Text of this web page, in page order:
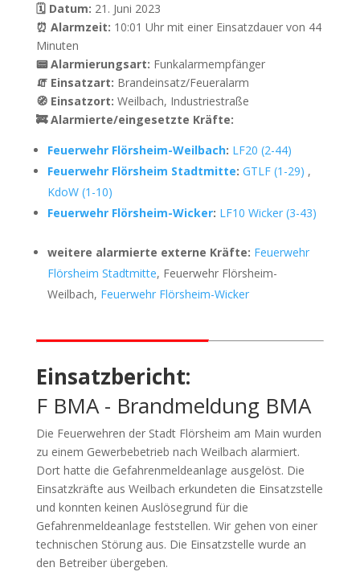
🗓 Datum: 21. Juni 2023
⏰ Alarmzeit: 10:01 Uhr mit einer Einsatzdauer von 44
Minuten
📟 Alarmierungsart: Funkalarmempfänger
🧯 Einsatzart: Brandeinsatz/Feueralarm
🧭 Einsatzort: Weilbach, Industriestraße
🚒 Alarmierte/eingesetzte Kräfte:
Feuerwehr Flörsheim-Weilbach: LF20 (2-44)
Feuerwehr Flörsheim Stadtmitte: GTLF (1-29) ,
KdoW (1-10)
Feuerwehr Flörsheim-Wicker: LF10 Wicker (3-43)
weitere alarmierte externe Kräfte: Feuerwehr
Flörsheim Stadtmitte, Feuerwehr Flörsheim-
Weilbach, Feuerwehr Flörsheim-Wicker
Einsatzbericht:
F BMA - Brandmeldung BMA
Die Feuerwehren der Stadt Flörsheim am Main wurden
zu einem Gewerbebetrieb nach Weilbach alarmiert.
Dort hatte die Gefahrenmeldeanlage ausgelöst. Die
Einsatzkräfte aus Weilbach erkundeten die Einsatzstelle
und konnten keinen Auslösegrund für die
Gefahrenmeldeanlage feststellen. Wir gehen von einer
technischen Störung aus. Die Einsatzstelle wurde an
den Betreiber übergeben.